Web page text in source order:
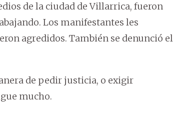
de la ciudad de Villarrica, fueron
Los manifestantes les
agredidos. También se denunció el
de pedir justicia, o exigir
mucho.